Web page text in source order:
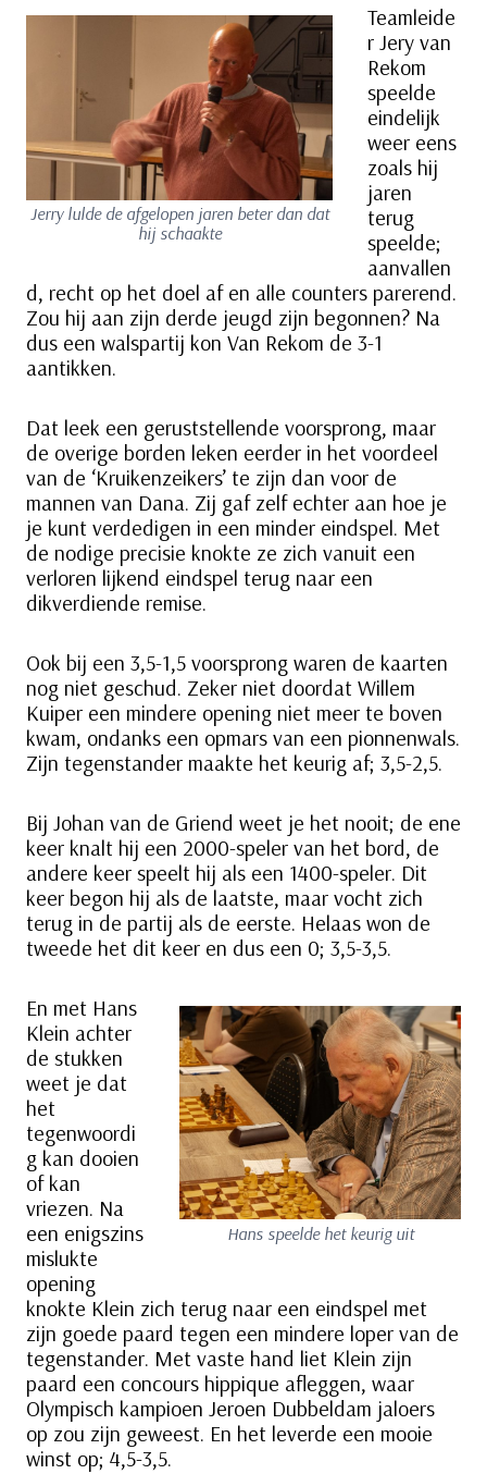
Jerry lulde de afgelopen jaren beter dan dat
hij schaakte
Teamleide
r Jery van
Rekom
speelde
eindelijk
weer eens
zoals hij
jaren
terug
speelde;
aanvallen
d, recht op het doel af en alle counters parerend.
Zou hij aan zijn derde jeugd zijn begonnen? Na
dus een walspartij kon Van Rekom de 3-1
aantikken.
Dat leek een geruststellende voorsprong, maar
de overige borden leken eerder in het voordeel
van de ‘Kruikenzeikers’ te zijn dan voor de
mannen van Dana. Zij gaf zelf echter aan hoe je
je kunt verdedigen in een minder eindspel. Met
de nodige precisie knokte ze zich vanuit een
verloren lijkend eindspel terug naar een
dikverdiende remise.
Ook bij een 3,5-1,5 voorsprong waren de kaarten
nog niet geschud. Zeker niet doordat Willem
Kuiper een mindere opening niet meer te boven
kwam, ondanks een opmars van een pionnenwals.
Zijn tegenstander maakte het keurig af; 3,5-2,5.
Bij Johan van de Griend weet je het nooit; de ene
keer knalt hij een 2000-speler van het bord, de
andere keer speelt hij als een 1400-speler. Dit
keer begon hij als de laatste, maar vocht zich
terug in de partij als de eerste. Helaas won de
tweede het dit keer en dus een 0; 3,5-3,5.
Hans speelde het keurig uit
En met Hans
Klein achter
de stukken
weet je dat
het
tegenwoordi
g kan dooien
of kan
vriezen. Na
een enigszins
mislukte
opening
knokte Klein zich terug naar een eindspel met
zijn goede paard tegen een mindere loper van de
tegenstander. Met vaste hand liet Klein zijn
paard een concours hippique afleggen, waar
Olympisch kampioen Jeroen Dubbeldam jaloers
op zou zijn geweest. En het leverde een mooie
winst op; 4,5-3,5.